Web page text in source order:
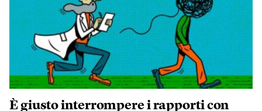
È giusto interrompere i rapporti con